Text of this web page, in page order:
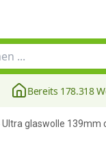
Bereits 178.318
Ultra glaswolle 139mm